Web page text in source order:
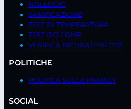
NOLEGGIO
SANIFICAZIONE
TEST DI TEMPERATURA
TEST ISO / GMP
VERIFICA INCUBATORI CO2
POLITICHE
POLITICA SULLA PRIVACY
SOCIAL